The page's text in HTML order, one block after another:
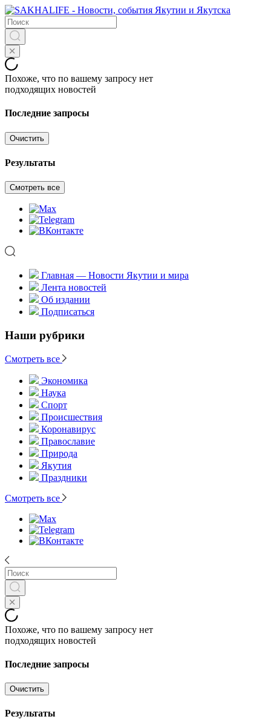
Похоже, что по вашему запросу нет
подходящих новостей
Последние запросы
Очистить
Результаты
Смотреть все
Главная — Новости Якутии и мира
Лента новостей
Об издании
Подписаться
Наши рубрики
Смотреть все
Экономика
Наука
Спорт
Происшествия
Коронавирус
Православие
Природа
Якутия
Праздники
Смотреть все
Похоже, что по вашему запросу нет
подходящих новостей
Последние запросы
Очистить
Результаты